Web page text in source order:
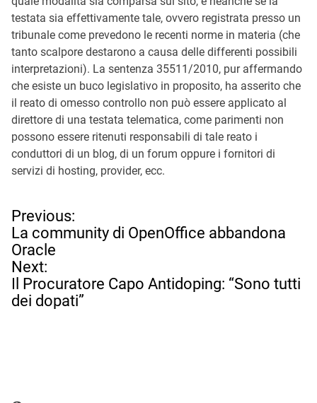
testata sia effettivamente tale, ovvero registrata presso un
tribunale come prevedono le recenti norme in materia (che
tanto scalpore destarono a causa delle differenti possibili
interpretazioni). La sentenza 35511/2010, pur affermando
che esiste un buco legislativo in proposito, ha asserito che
il reato di omesso controllo non può essere applicato al
direttore di una testata telematica, come parimenti non
possono essere ritenuti responsabili di tale reato i
conduttori di un blog, di un forum oppure i fornitori di
servizi di hosting, provider, ecc.
N
a
v
i
g
a
z
Previous:
La community di OpenOffice abbandona
Oracle
Next:
Il Procuratore Capo Antidoping: “Sono tutti
dei dopati”